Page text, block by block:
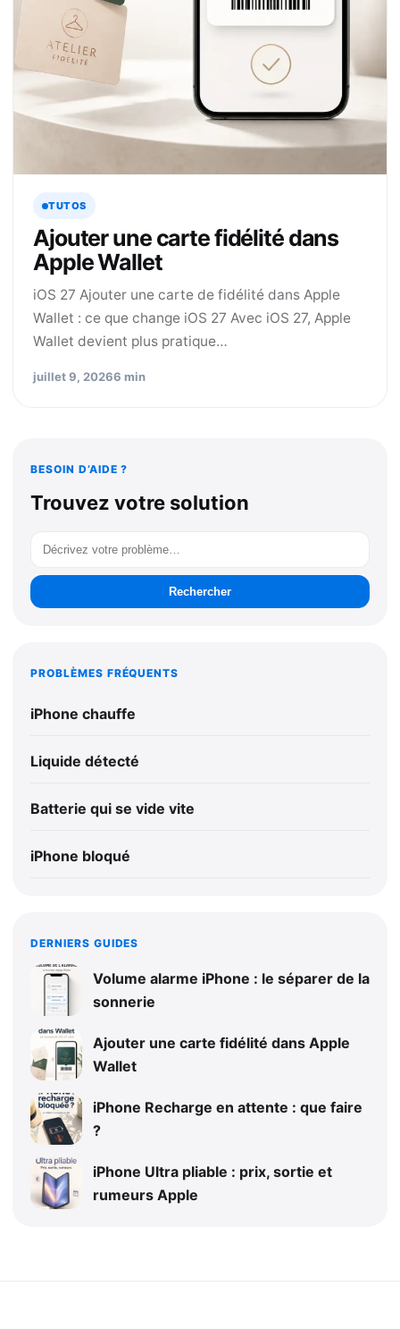
TUTOS
Ajouter une carte fidélité dans
Apple Wallet
iOS 27 Ajouter une carte de fidélité dans Apple
Wallet : ce que change iOS 27 Avec iOS 27, Apple
Wallet devient plus pratique…
juillet 9, 20266 min
BESOIN D’AIDE ?
Trouvez votre solution
Rechercher
PROBLÈMES FRÉQUENTS
iPhone chauffe
Liquide détecté
Batterie qui se vide vite
iPhone bloqué
DERNIERS GUIDES
Volume alarme iPhone : le séparer de la
sonnerie
Ajouter une carte fidélité dans Apple
Wallet
iPhone Recharge en attente : que faire
?
iPhone Ultra pliable : prix, sortie et
rumeurs Apple